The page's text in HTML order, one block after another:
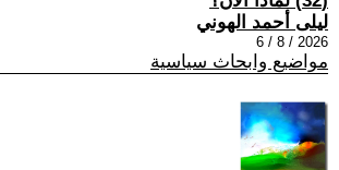
ليلى أحمد الهوني
2026 / 8 / 6
مواضيع وابحاث سياسية